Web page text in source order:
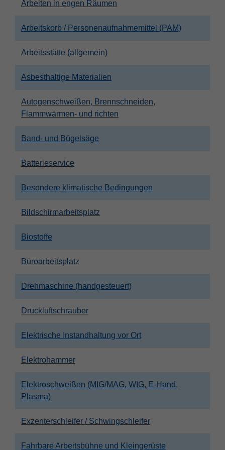
Arbeiten in engen Räumen
Arbeitskorb / Personenaufnahmemittel (PAM)
Arbeitsstätte (allgemein)
Asbesthaltige Materialien
Autogenschweißen, Brennschneiden,
Flammwärmen- und richten
Band- und Bügelsäge
Batterieservice
Besondere klimatische Bedingungen
Bildschirmarbeitsplatz
Biostoffe
Büroarbeitsplatz
Drehmaschine (handgesteuert)
Druckluftschrauber
Elektrische Instandhaltung vor Ort
Elektrohammer
Elektroschweißen (MIG/MAG, WIG, E-Hand,
Plasma)
Exzenterschleifer / Schwingschleifer
Fahrbare Arbeitsbühne und Kleingerüste
Zweck PHPs Standard Sitzungs Identifikation